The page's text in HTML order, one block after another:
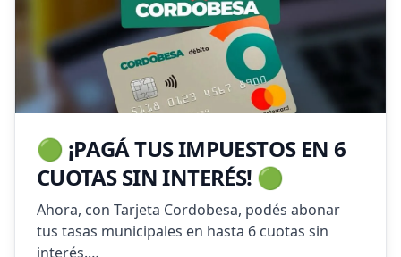
🟢 ¡PAGÁ TUS IMPUESTOS EN 6
CUOTAS SIN INTERÉS! 🟢
Ahora, con Tarjeta Cordobesa, podés abonar
tus tasas municipales en hasta 6 cuotas sin
interés.